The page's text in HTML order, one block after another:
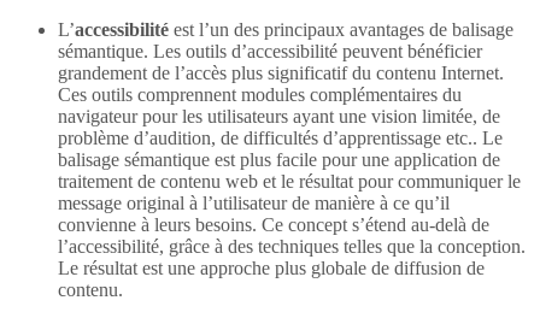
L’accessibilité est l’un des principaux avantages de balisage
sémantique. Les outils d’accessibilité peuvent bénéficier
grandement de l’accès plus significatif du contenu Internet.
Ces outils comprennent modules complémentaires du
navigateur pour les utilisateurs ayant une vision limitée, de
problème d’audition, de difficultés d’apprentissage etc.. Le
balisage sémantique est plus facile pour une application de
traitement de contenu web et le résultat pour communiquer le
message original à l’utilisateur de manière à ce qu’il
convienne à leurs besoins. Ce concept s’étend au-delà de
l’accessibilité, grâce à des techniques telles que la conception.
Le résultat est une approche plus globale de diffusion de
contenu.